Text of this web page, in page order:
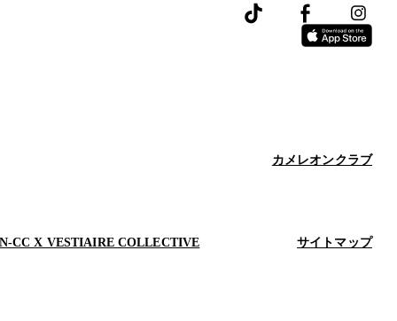
カメレオンクラブ
CC X VESTIAIRE COLLECTIVE サイトマップ